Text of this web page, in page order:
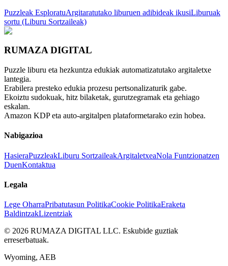
Puzzleak EsploratuArgitaratutako liburuen adibideak ikusiLiburuak
sortu (Liburu Sortzaileak)
RUMAZA DIGITAL
Puzzle liburu eta hezkuntza edukiak automatizatutako argitaletxe
lantegia.
Erabilera presteko edukia prozesu pertsonalizaturik gabe.
Ekoiztu sudokuak, hitz bilaketak, gurutzegramak eta gehiago
eskalan.
Amazon KDP eta auto-argitalpen plataformetarako ezin hobea.
Nabigazioa
HasieraPuzzleakLiburu SortzaileakArgitaletxeaNola Funtzionatzen
DuenKontaktua
Legala
Lege OharraPribatutasun PolitikaCookie PolitikaEraketa
BaldintzakLizentziak
© 2026 RUMAZA DIGITAL LLC. Eskubide guztiak
erreserbatuak.
Wyoming, AEB